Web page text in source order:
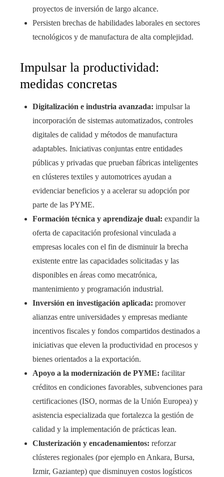
proyectos de inversión de largo alcance.
Persisten brechas de habilidades laborales en sectores
tecnológicos y de manufactura de alta complejidad.
Impulsar la productividad:
medidas concretas
Digitalización e industria avanzada: impulsar la
incorporación de sistemas automatizados, controles
digitales de calidad y métodos de manufactura
adaptables. Iniciativas conjuntas entre entidades
públicas y privadas que prueban fábricas inteligentes
en clústeres textiles y automotrices ayudan a
evidenciar beneficios y a acelerar su adopción por
parte de las PYME.
Formación técnica y aprendizaje dual: expandir la
oferta de capacitación profesional vinculada a
empresas locales con el fin de disminuir la brecha
existente entre las capacidades solicitadas y las
disponibles en áreas como mecatrónica,
mantenimiento y programación industrial.
Inversión en investigación aplicada: promover
alianzas entre universidades y empresas mediante
incentivos fiscales y fondos compartidos destinados a
iniciativas que eleven la productividad en procesos y
bienes orientados a la exportación.
Apoyo a la modernización de PYME: facilitar
créditos en condiciones favorables, subvenciones para
certificaciones (ISO, normas de la Unión Europea) y
asistencia especializada que fortalezca la gestión de
calidad y la implementación de prácticas lean.
Clusterización y encadenamientos: reforzar
clústeres regionales (por ejemplo en Ankara, Bursa,
Izmir, Gaziantep) que disminuyen costos logísticos